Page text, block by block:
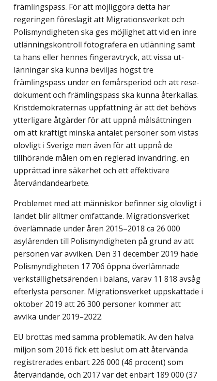
främlingspass. För att möjliggöra detta har
regeringen föreslagit att Migrationsverket och
Polismyndigheten ska ges möjlighet att vid en inre
utlännings­kontroll fotografera en utlänning samt
ta hans eller hennes fingeravtryck, att vissa ut­
länningar ska kunna beviljas högst tre
främlingspass under en femårsperiod och att rese­
dokument och främlingspass ska kunna återkallas.
Kristdemokraternas uppfattning är att det behövs
ytterligare åtgärder för att uppnå målsättningen
om att kraftigt minska antalet personer som vistas
olovligt i Sverige men även för att uppnå de
tillhörande målen om en reglerad invandring, en
upprättad inre säkerhet och ett effektivare
återvändande­arbete.
Problemet med att människor befinner sig olovligt i
landet blir alltmer omfattande. Migrationsverket
överlämnade under åren 2015–2018 ca 26 000
asylärenden till Polis­myndigheten på grund av att
personen var avviken. Den 31 december 2019 hade
Polis­myndigheten 17 706 öppna överlämnade
verkställighetsärenden i balans, varav 11 818 avsåg
efterlysta personer. Migrationsverket uppskattade i
oktober 2019 att 26 300 per­soner kommer att
avvika under 2019–2022.
EU brottas med samma problematik. Av den halva
miljon som 2016 fick ett beslut om att återvända
registrerades enbart 226 000 (46 procent) som
återvändande, och 2017 var det enbart 189 000 (37